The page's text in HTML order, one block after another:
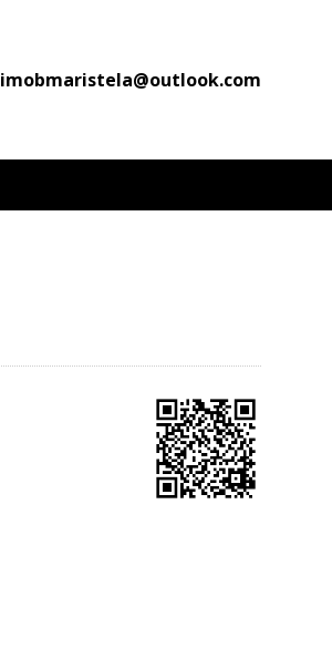
imobmaristela@outlook.com